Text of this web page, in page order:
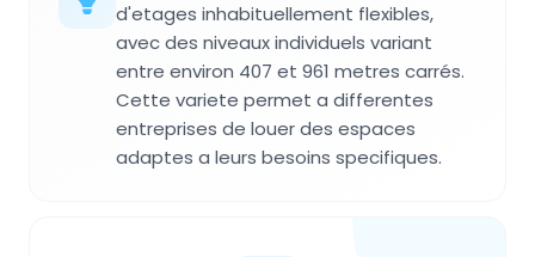
d'etages inhabituellement flexibles,
avec des niveaux individuels variant
entre environ 407 et 961 metres carrés.
Cette variete permet a differentes
entreprises de louer des espaces
adaptes a leurs besoins specifiques.